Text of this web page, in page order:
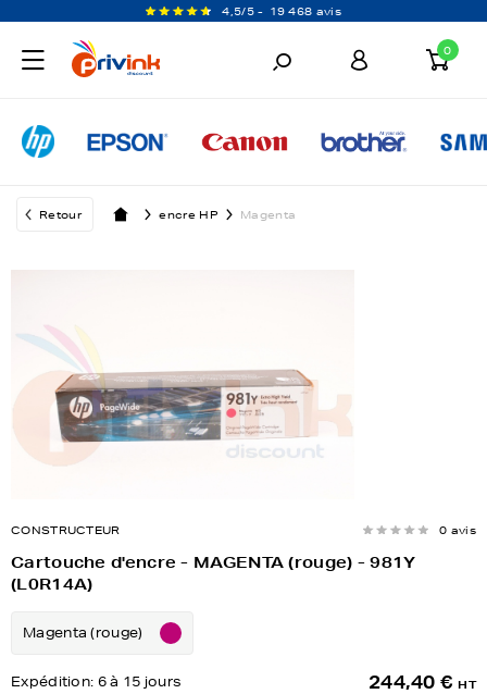
4,5/5 - 19 468 avis
0
Retour encre HP Magenta
CONSTRUCTEUR 0 avis
Cartouche d'encre - MAGENTA (rouge) - 981Y
(L0R14A)
Magenta (rouge)
Expédition: 6 à 15 jours 244,40 € HT